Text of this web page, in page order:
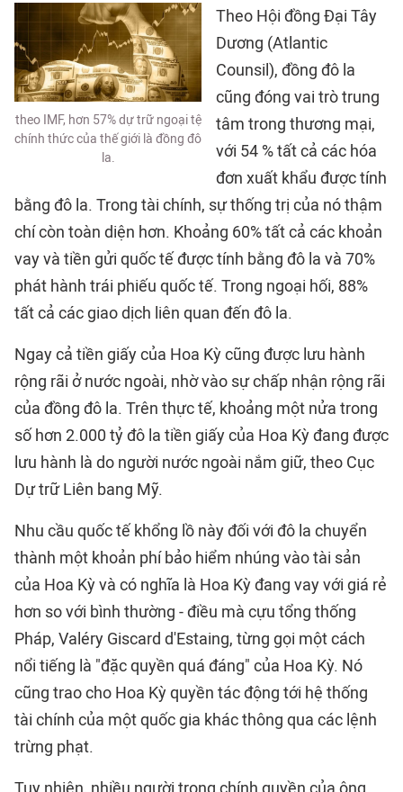
theo IMF, hơn 57% dự trữ ngoại tệ
chính thức của thế giới là đồng đô
la.
Theo Hội đồng Đại Tây
Dương (Atlantic
Counsil), đồng đô la
cũng đóng vai trò trung
tâm trong thương mại,
với 54 % tất cả các hóa
đơn xuất khẩu được tính
bằng đô la. Trong tài chính, sự thống trị của nó thậm
chí còn toàn diện hơn. Khoảng 60% tất cả các khoản
vay và tiền gửi quốc tế được tính bằng đô la và 70%
phát hành trái phiếu quốc tế. Trong ngoại hối, 88%
tất cả các giao dịch liên quan đến đô la.
Ngay cả tiền giấy của Hoa Kỳ cũng được lưu hành
rộng rãi ở nước ngoài, nhờ vào sự chấp nhận rộng rãi
của đồng đô la. Trên thực tế, khoảng một nửa trong
số hơn 2.000 tỷ đô la tiền giấy của Hoa Kỳ đang được
lưu hành là do người nước ngoài nắm giữ, theo Cục
Dự trữ Liên bang Mỹ.
Nhu cầu quốc tế khổng lồ này đối với đô la chuyển
thành một khoản phí bảo hiểm nhúng vào tài sản
của Hoa Kỳ và có nghĩa là Hoa Kỳ đang vay với giá rẻ
hơn so với bình thường - điều mà cựu tổng thống
Pháp, Valéry Giscard d'Estaing, từng gọi một cách
nổi tiếng là "đặc quyền quá đáng" của Hoa Kỳ. Nó
cũng trao cho Hoa Kỳ quyền tác động tới hệ thống
tài chính của một quốc gia khác thông qua các lệnh
trừng phạt.